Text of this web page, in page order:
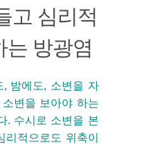
고 심리적
는 방광염
, 밤에도, 소변을 자
변을 보아야 하는
. 수시로 소변을 본
적으로도 위축이